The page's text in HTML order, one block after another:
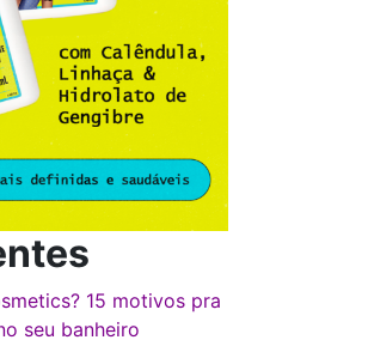
15 motivos pra
seu banheiro